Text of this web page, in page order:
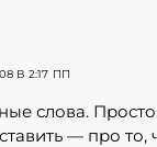
В 2:17 ПП
слова. Просто
— про то,